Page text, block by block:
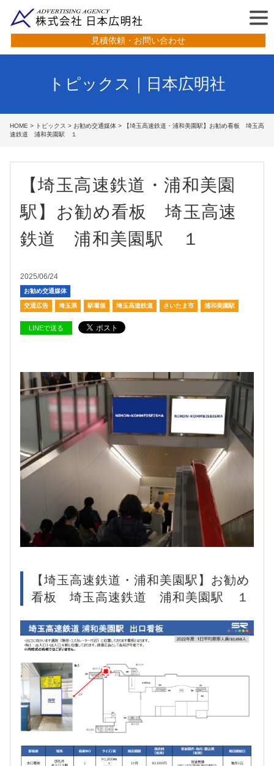
見積依頼・お問い合わせ
トピックス｜日本広明社
HOME > トピックス > お勧め交通媒体 > 【埼玉高速鉄道・浦和美園駅】お勧め看板 埼玉高
速鉄道 浦和美園駅 １
【埼玉高速鉄道・浦和美園
駅】お勧め看板 埼玉高速
鉄道 浦和美園駅 １
2025/06/24
お勧め交通媒体
交通広告 埼玉県 駅看板 埼玉高速鉄道 さいたま市 浦和美園駅
LINEで送る
【埼玉高速鉄道・浦和美園駅】お勧め
看板 埼玉高速鉄道 浦和美園駅 １